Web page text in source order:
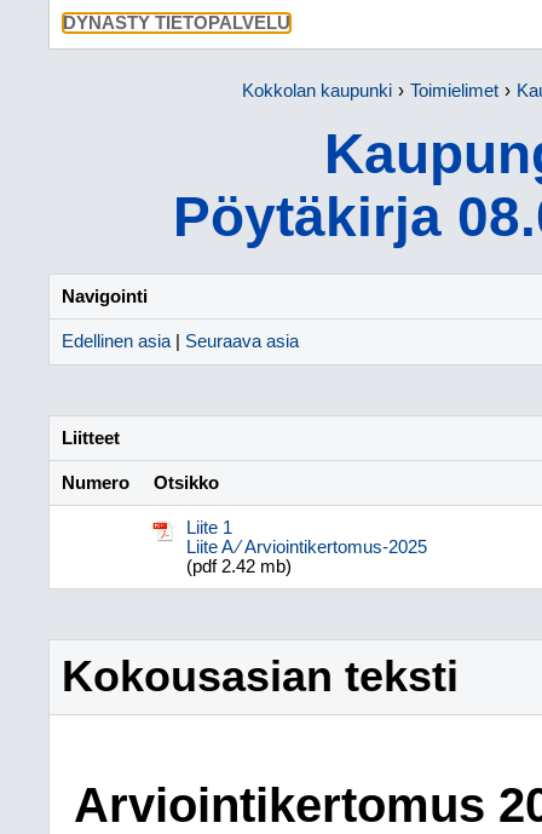
DYNASTY TIETOPALVELU
Kokkolan kaupunki Toimielimet
Pöytäkirja
Navigointi
Edellinen asia Seuraava asia
Liitteet
Numero Otsikko
Liite 1
Liite A ⁄ Arviointikertomus-2025
(pdf 2.42 mb)
Kokousasian teksti
Arviointikertomus